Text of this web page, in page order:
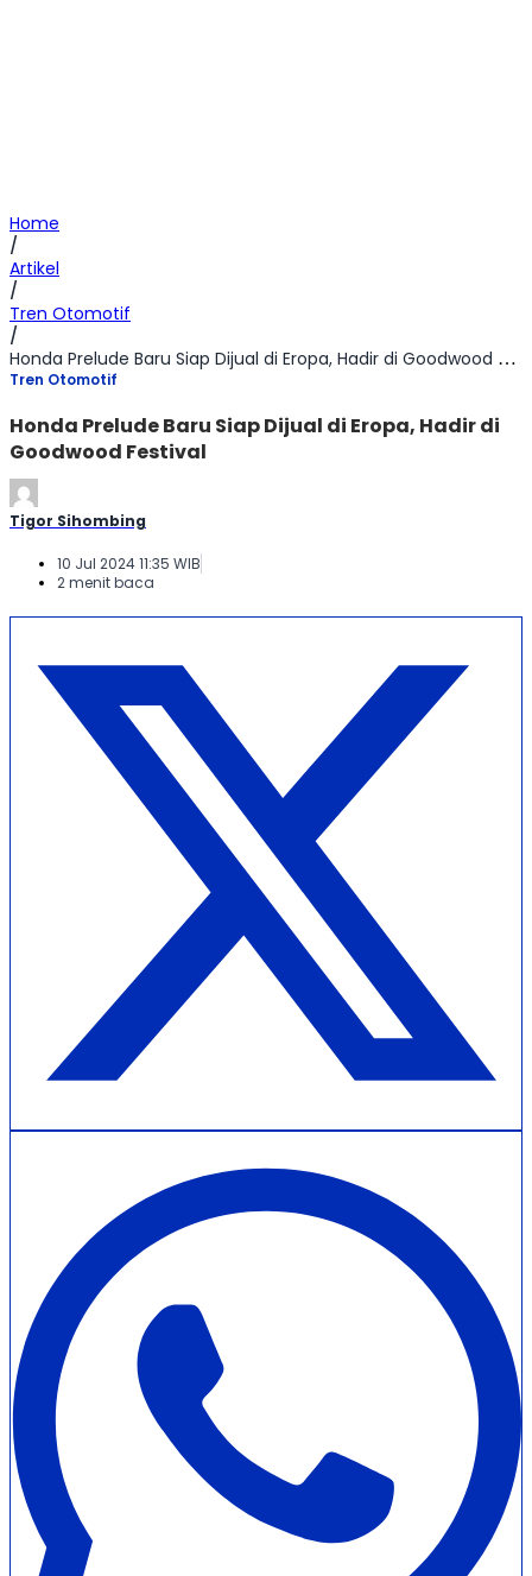
Home
/
Artikel
/
Tren Otomotif
/
Honda Prelude Baru Siap Dijual di Eropa, Hadir di Goodwood Festival
Tren Otomotif
Honda Prelude Baru Siap Dijual di Eropa, Hadir di
Goodwood Festival
Tigor Sihombing
10 Jul 2024 11:35 WIB
2 menit baca